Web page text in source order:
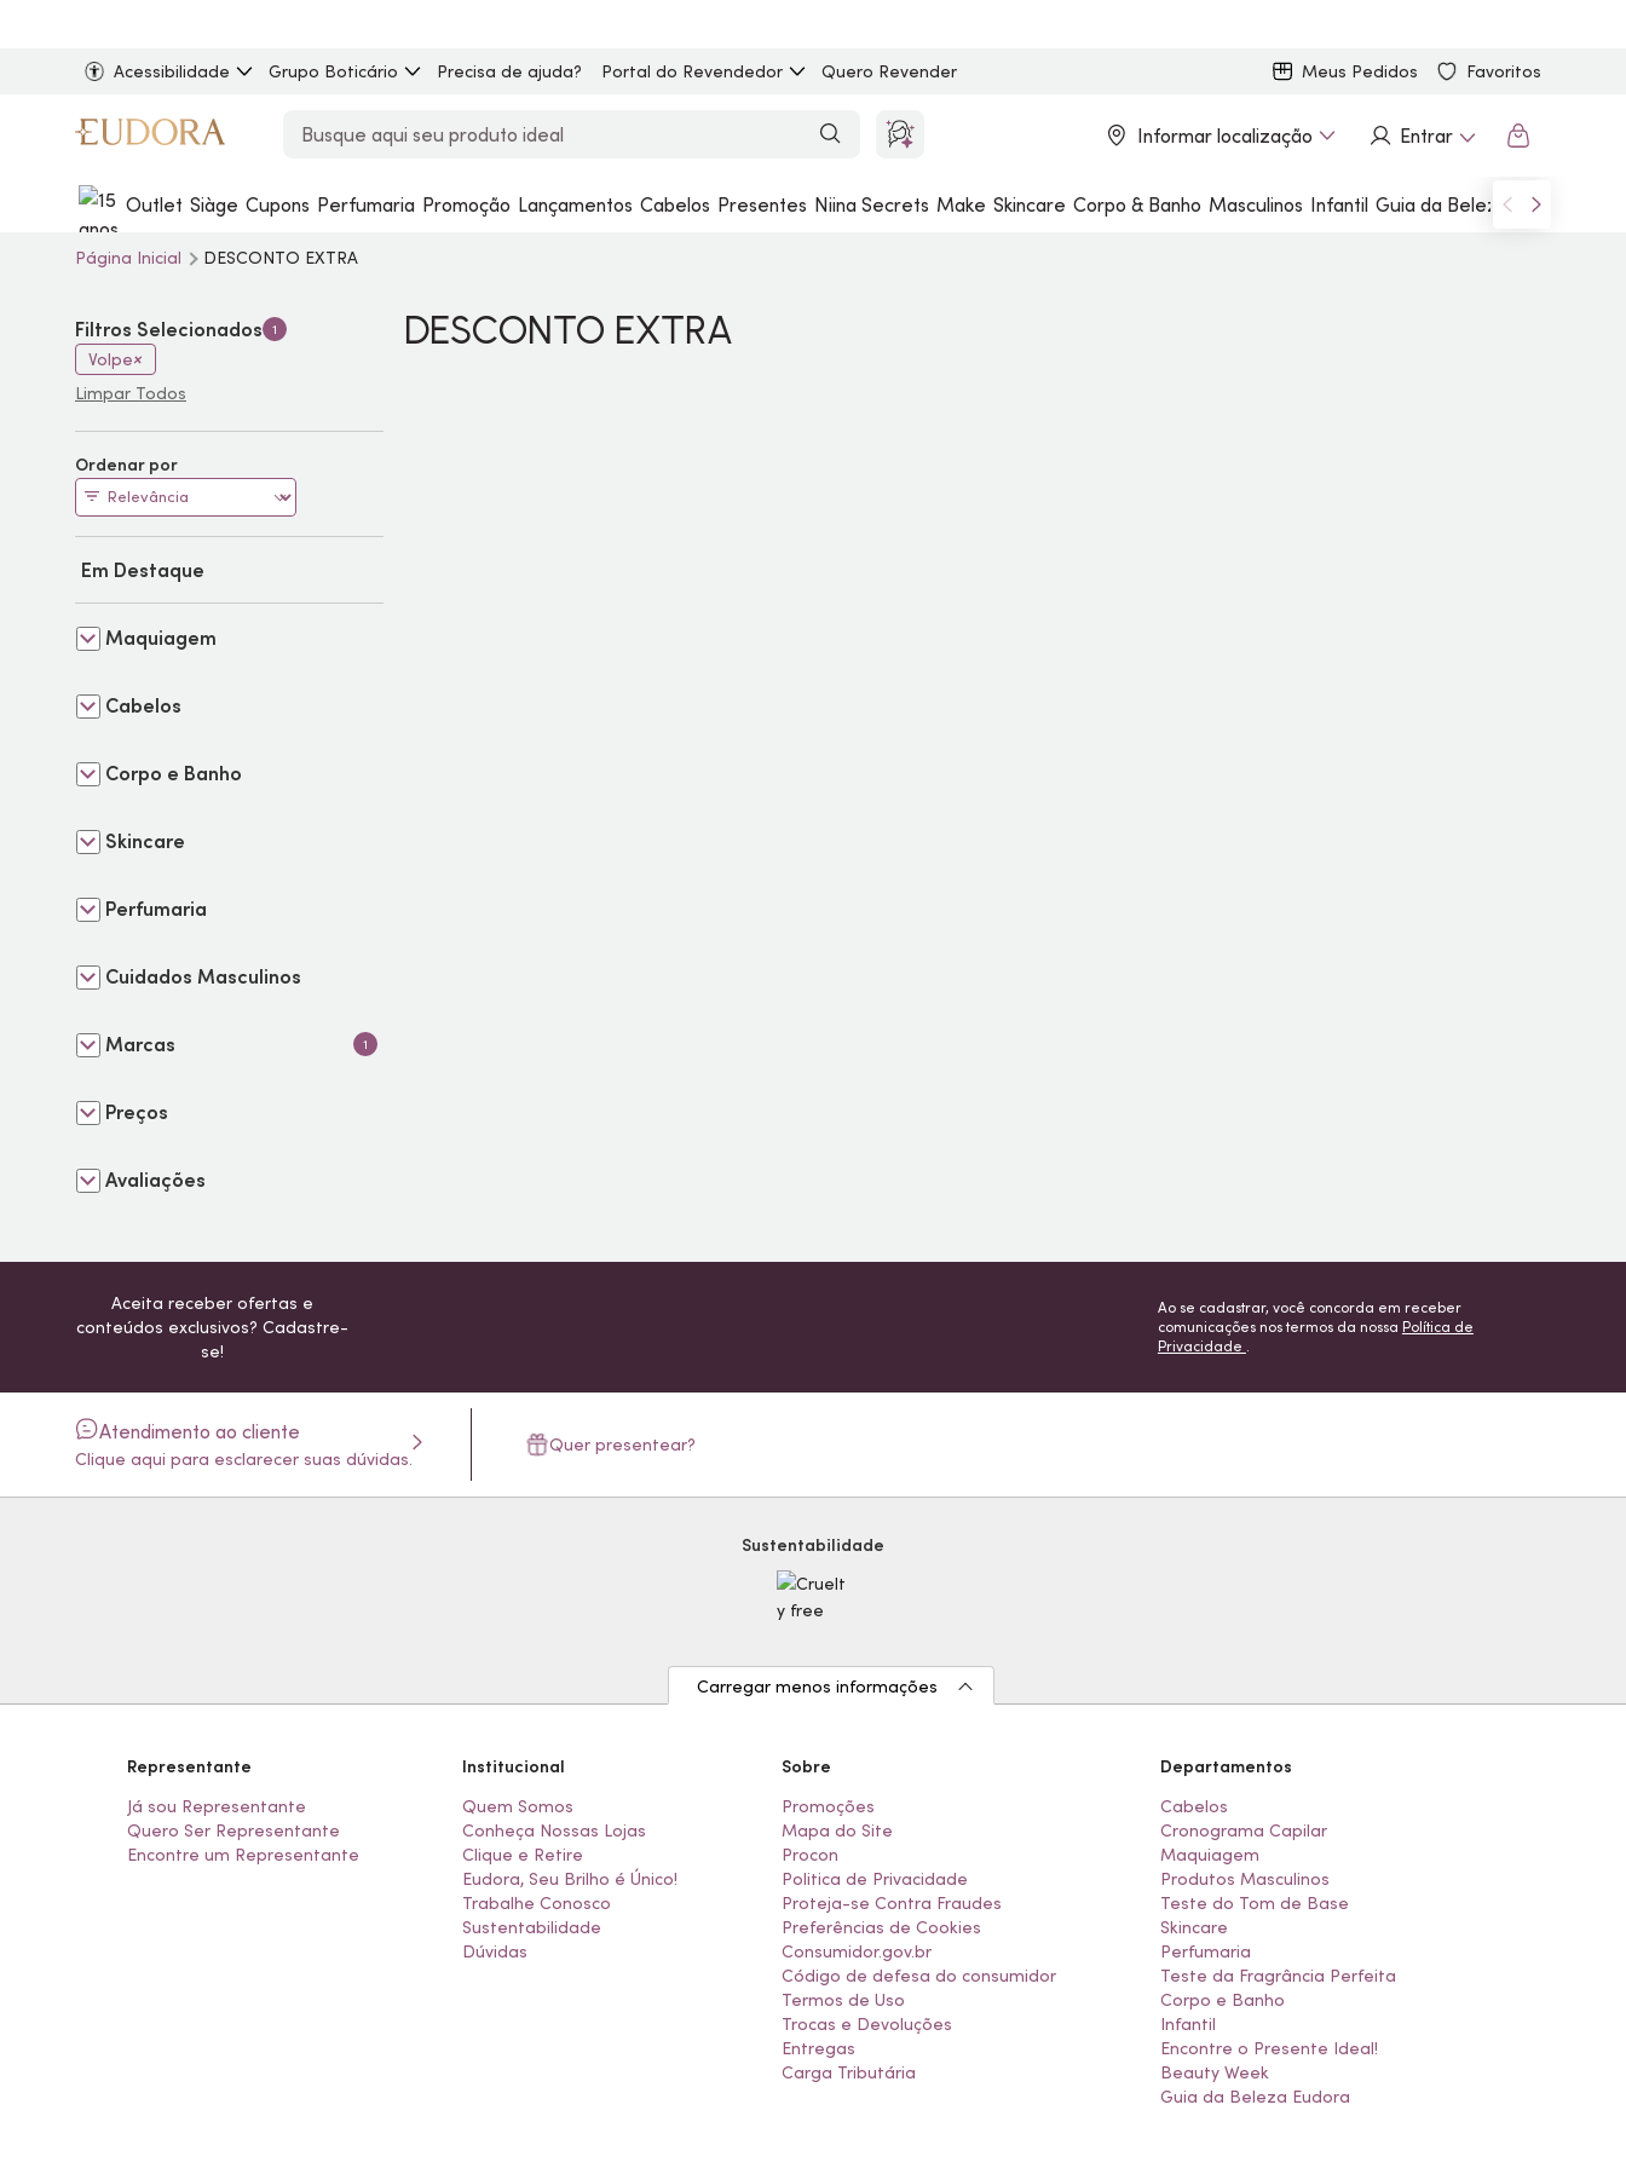
Acessibilidade Grupo Boticário Precisa de ajuda? Portal do Revendedor Quero Revender Meus Pedidos Favoritos
Informar localização Entrar
Outlet Siàge Cupons Perfumaria Promoção Lançamentos Cabelos Presentes Niina Secrets Make Skincare Corpo & Banho Masculinos Infantil Guia da Beleza Marcas
Página Inicial DESCONTO EXTRA
DESCONTO EXTRA
Filtros Selecionados 1
Volpe
Limpar Todos
Ordenar por
Em Destaque
Maquiagem
Cabelos
Corpo e Banho
Skincare
Perfumaria
Cuidados Masculinos
Marcas 1
Preços
Avaliações
Aceita receber ofertas e
conteúdos exclusivos? Cadastre-
se!
Ao se cadastrar, você concorda em receber
comunicações nos termos da nossa Política de
Privacidade .
Atendimento ao cliente
Clique aqui para esclarecer suas dúvidas.
Quer presentear?
Sustentabilidade
Carregar menos informações
Representante
Já sou Representante
Quero Ser Representante
Encontre um Representante
Institucional
Quem Somos
Conheça Nossas Lojas
Clique e Retire
Eudora, Seu Brilho é Único!
Trabalhe Conosco
Sustentabilidade
Dúvidas
Sobre
Promoções
Mapa do Site
Procon
Politica de Privacidade
Proteja-se Contra Fraudes
Preferências de Cookies
Consumidor.gov.br
Código de defesa do consumidor
Termos de Uso
Trocas e Devoluções
Entregas
Carga Tributária
Departamentos
Cabelos
Cronograma Capilar
Maquiagem
Produtos Masculinos
Teste do Tom de Base
Skincare
Perfumaria
Teste da Fragrância Perfeita
Corpo e Banho
Infantil
Encontre o Presente Ideal!
Beauty Week
Guia da Beleza Eudora